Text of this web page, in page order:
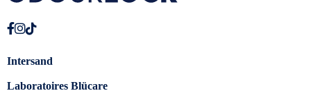
Intersand
Laboratoires Blücare